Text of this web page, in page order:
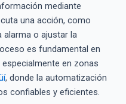
mediante
una acción, como
alarma o ajustar la
es fundamental en
en zonas
, donde la automatización
confiables y eficientes.